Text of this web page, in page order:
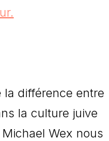
la différence entre
la culture juive
Wex nous